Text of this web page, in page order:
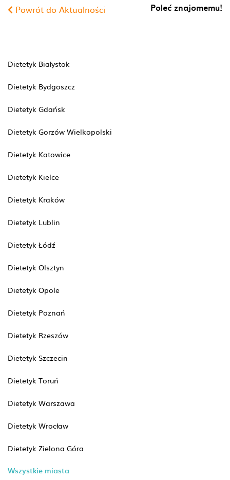
Powrót do Aktualności Poleć znajomemu!
Dietetyk Białystok
Dietetyk Bydgoszcz
Dietetyk Gdańsk
Dietetyk Gorzów Wielkopolski
Dietetyk Katowice
Dietetyk Kielce
Dietetyk Kraków
Dietetyk Lublin
Dietetyk Łódź
Dietetyk Olsztyn
Dietetyk Opole
Dietetyk Poznań
Dietetyk Rzeszów
Dietetyk Szczecin
Dietetyk Toruń
Dietetyk Warszawa
Dietetyk Wrocław
Dietetyk Zielona Góra
Wszystkie miasta